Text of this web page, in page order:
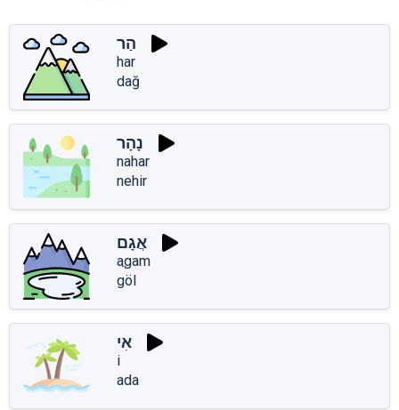
הַר
har
dağ
נָהָר
nahar
nehir
אֲגָם
aֲgam
göl
אִי
i
ada